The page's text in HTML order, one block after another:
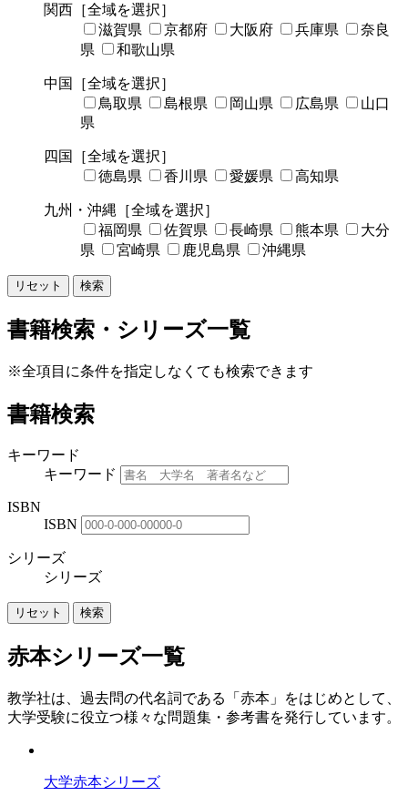
関西 ［全域を選択］
滋賀県
京都府 大阪府 兵庫県
奈良
県
和歌山県
中国
［全域を選択］
鳥取県
島根県 岡山県 広島県
山口
県
四国
［全域を選択］
徳島県
香川県 愛媛県 高知県
九州・沖縄 ［全域を選択］
福岡県
佐賀県 長崎県 熊本県
大分
県
宮崎県 鹿児島県 沖縄県
リセット 検索
書籍検索・シリーズ一覧
※全項目に条件を指定しなくても検索できます
書籍検索
キーワード
キーワード
ISBN
ISBN
シリーズ
シリーズ
リセット 検索
赤本シリーズ一覧
教学社は、過去問の代名詞である「赤本」をはじめとして、
大学受験に役立つ様々な問題集・参考書を発行しています。
大学赤本シリーズ